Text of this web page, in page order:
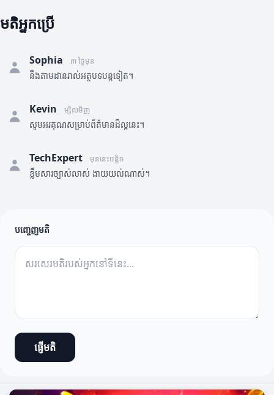
មតិអ្នកប្រើ
Sophia ៣ ថ្ងៃមុន
នឹងតាមដានរាល់អត្ថបទបន្តទៀត។
Kevin ម្សិលមិញ
សូមអរគុណសម្រាប់ព័ត៌មានដ៏ល្អនេះ។
TechExpert មុននេះបន្តិច
ខ្លឹមសារច្បាស់លាស់ ងាយយល់ណាស់។
បញ្ចេញមតិ
ផ្ញើមតិ